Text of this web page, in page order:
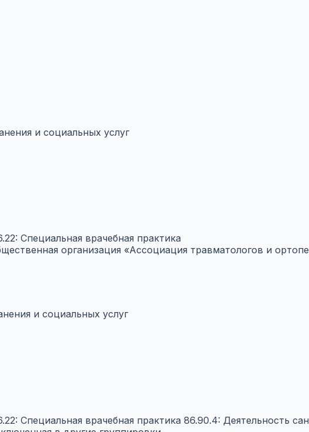
и социальных услуг
Специальная врачебная практика
организация «Ассоциация травматологов и
и социальных услуг
Специальная врачебная практика 86.90.4: Деятельность